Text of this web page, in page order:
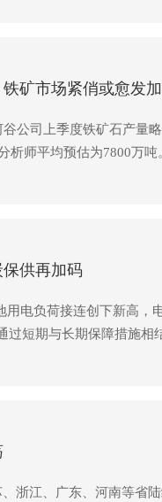
矿市场紧俏或愈发加
公司上季度铁矿石产量
析师平均预估为7800万
供再加码
用电负荷接连创下新高
短期与长期保障措施相
浙江、广东、河南等